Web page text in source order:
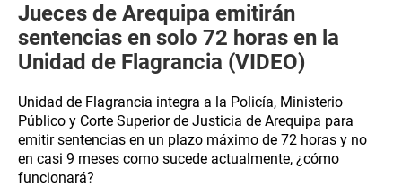
Jueces de Arequipa emitirán
sentencias en solo 72 horas en la
Unidad de Flagrancia (VIDEO)
Unidad de Flagrancia integra a la Policía, Ministerio
Público y Corte Superior de Justicia de Arequipa para
emitir sentencias en un plazo máximo de 72 horas y no
en casi 9 meses como sucede actualmente, ¿cómo
funcionará?